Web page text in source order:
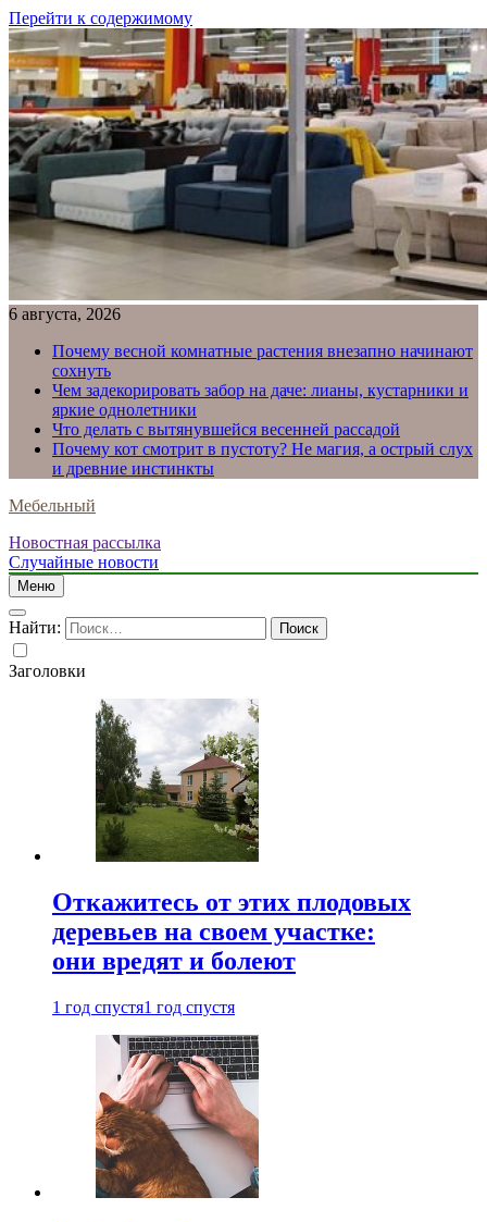
Перейти к содержимому
6 августа, 2026
Почему весной комнатные растения внезапно начинают
сохнуть
Чем задекорировать забор на даче: лианы, кустарники и
яркие однолетники
Что делать с вытянувшейся весенней рассадой
Почему кот смотрит в пустоту? Не магия, а острый слух
и древние инстинкты
Мебельный
Новостная рассылка
Случайные новости
Меню
Найти:
Заголовки
Откажитесь от этих плодовых
деревьев на своем участке:
они вредят и болеют
1 год спустя1 год спустя